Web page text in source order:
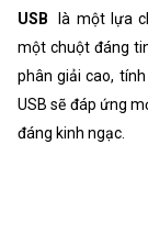
USB
là một lựa
một chuột đáng
phân giải cao,
USB sẽ đáp ứng
đáng kinh ngạc.